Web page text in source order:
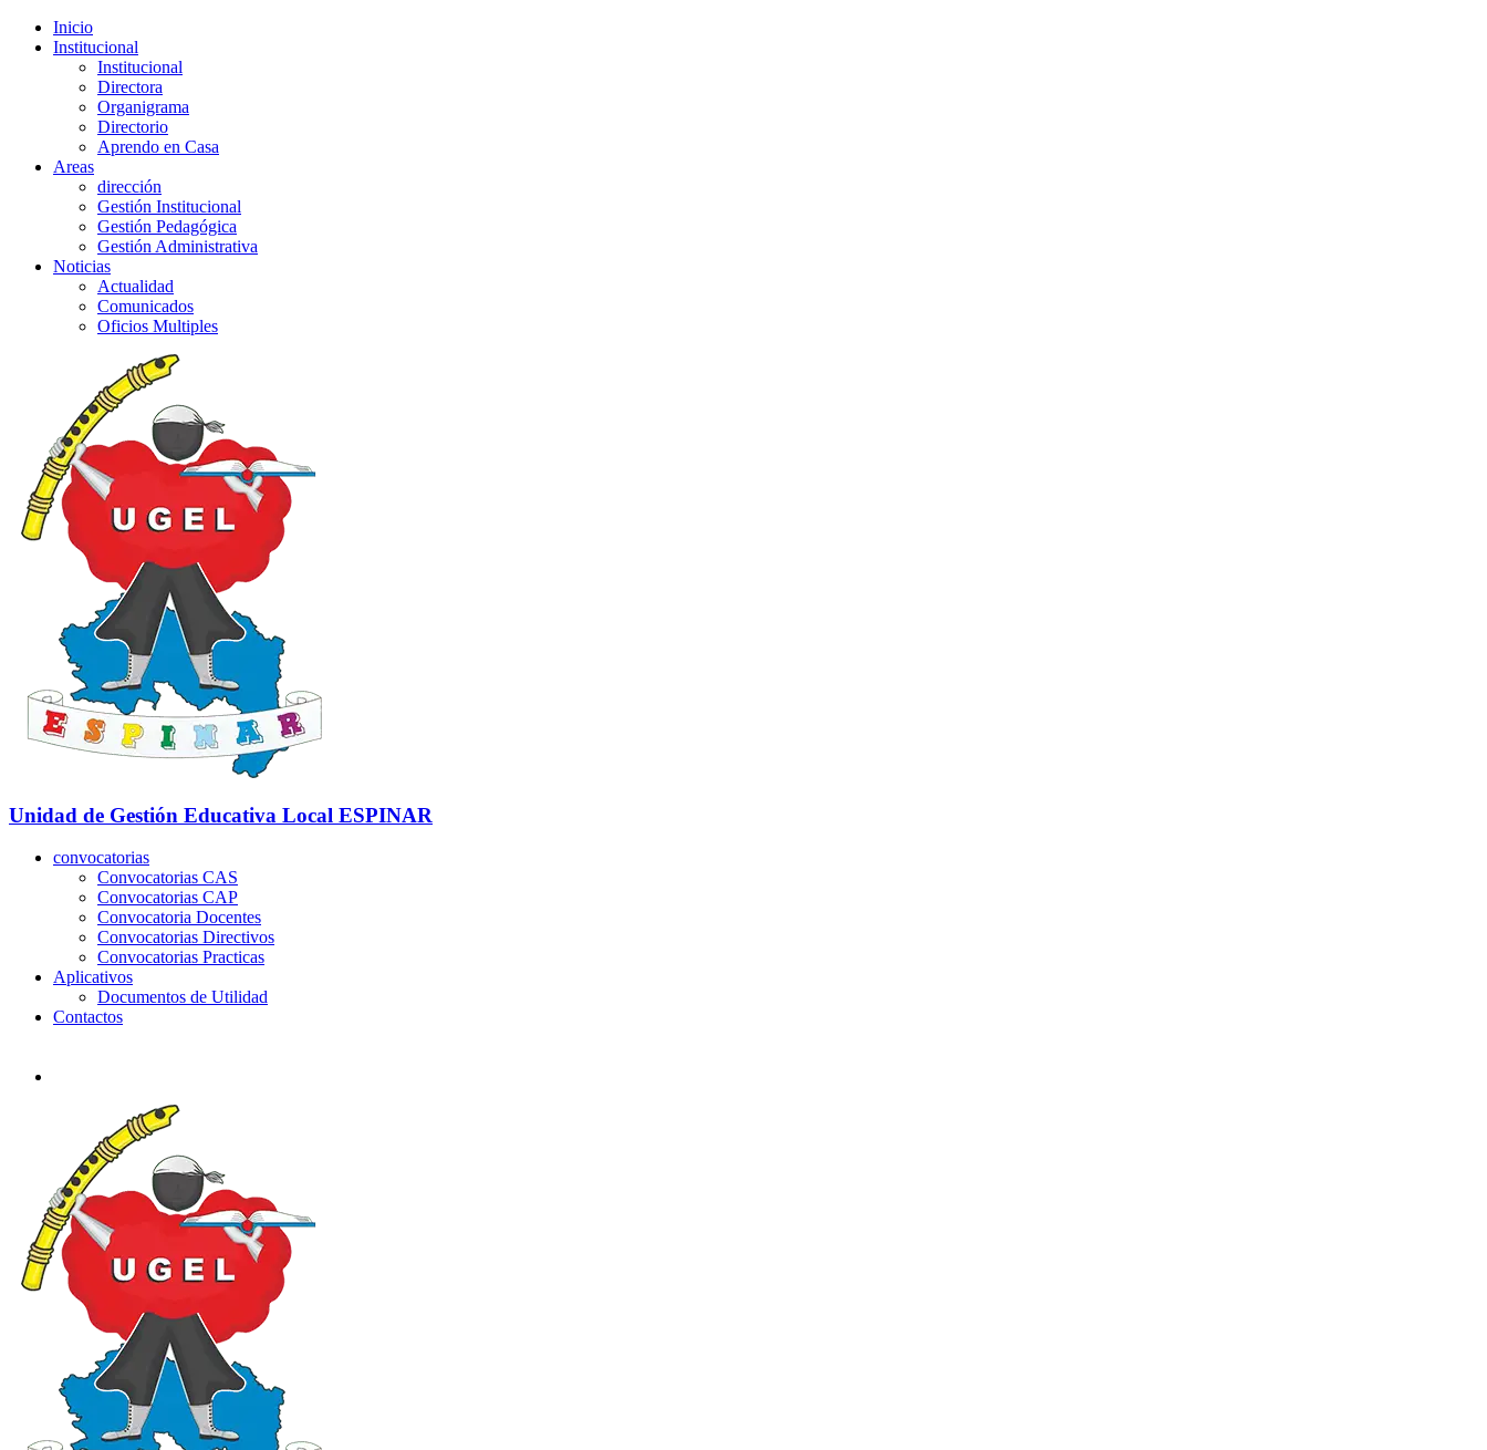
Inicio
Institucional
Institucional
Directora
Organigrama
Directorio
Aprendo en Casa
Areas
dirección
Gestión Institucional
Gestión Pedagógica
Gestión Administrativa
Noticias
Actualidad
Comunicados
Oficios Multiples
Unidad de Gestión Educativa Local ESPINAR
convocatorias
Convocatorias CAS
Convocatorias CAP
Convocatoria Docentes
Convocatorias Directivos
Convocatorias Practicas
Aplicativos
Documentos de Utilidad
Contactos